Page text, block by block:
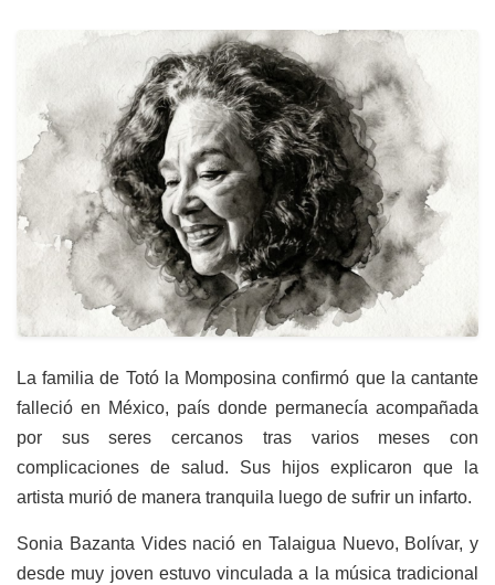
La familia de Totó la Momposina confirmó que la cantante
falleció en México, país donde permanecía acompañada
por sus seres cercanos tras varios meses con
complicaciones de salud. Sus hijos explicaron que la
artista murió de manera tranquila luego de sufrir un infarto.
Sonia Bazanta Vides nació en Talaigua Nuevo, Bolívar, y
desde muy joven estuvo vinculada a la música tradicional